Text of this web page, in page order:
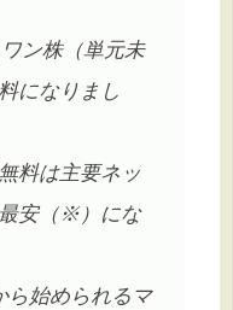
ン株（単元未
になりまし
料は主要ネッ
安（※）にな
ら始められるマ